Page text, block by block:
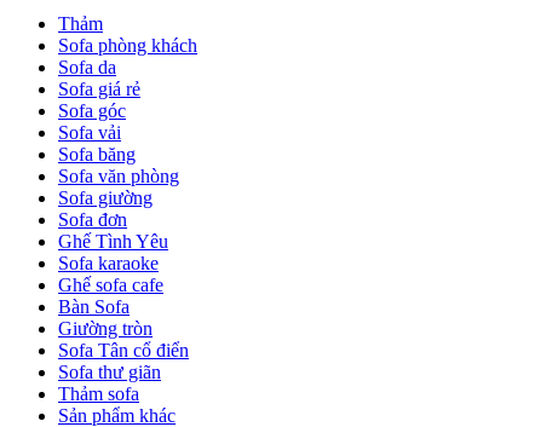
Thảm
Sofa phòng khách
Sofa da
Sofa giá rẻ
Sofa góc
Sofa vải
Sofa băng
Sofa văn phòng
Sofa giường
Sofa đơn
Ghế Tình Yêu
Sofa karaoke
Ghế sofa cafe
Bàn Sofa
Giường tròn
Sofa Tân cổ điển
Sofa thư giãn
Thảm sofa
Sản phẩm khác